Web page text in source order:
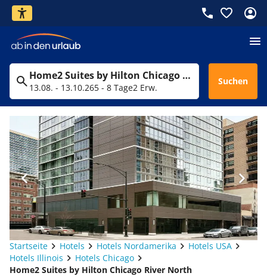
Home2 Suites by Hilton Chicago River North
13.08. - 13.10.265 - 8 Tage2 Erw.
Suchen
Startseite Hotels Hotels Nordamerika
Hotels USA
Hotels Illinois
Hotels Chicago
Home2 Suites by Hilton Chicago River North